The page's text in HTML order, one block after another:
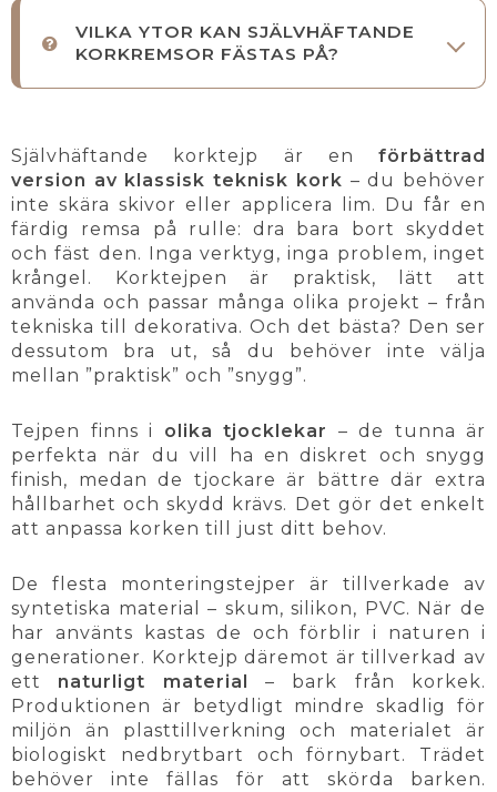
VILKA YTOR KAN SJÄLVHÄFTANDE
KORKREMSOR FÄSTAS PÅ?
Självhäftande korktejp är en förbättrad
version av klassisk teknisk kork – du behöver
inte skära skivor eller applicera lim. Du får en
färdig remsa på rulle: dra bara bort skyddet
och fäst den. Inga verktyg, inga problem, inget
krångel. Korktejpen är praktisk, lätt att
använda och passar många olika projekt – från
tekniska till dekorativa. Och det bästa? Den ser
dessutom bra ut, så du behöver inte välja
mellan ”praktisk” och ”snygg”.
Tejpen finns i olika tjocklekar
– de tunna är
perfekta när du vill ha en diskret och snygg
finish, medan de tjockare är bättre där extra
hållbarhet och skydd krävs. Det gör det enkelt
att anpassa korken till just ditt behov.
De flesta monteringstejper är tillverkade av
syntetiska material – skum, silikon, PVC. När de
har använts kastas de och förblir i naturen i
generationer. Korktejp däremot är tillverkad av
ett naturligt material
– bark från korkek.
Produktionen är betydligt mindre skadlig för
miljön än plasttillverkning och materialet är
biologiskt nedbrytbart och förnybart. Trädet
behöver inte fällas för att skörda barken.